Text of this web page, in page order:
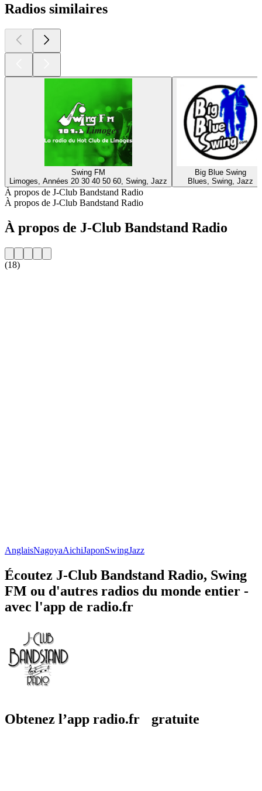
Radios similaires
Swing FM
Limoges, Années 20 30 40 50 60, Swing, Jazz
Big Blue Swing
Blues, Swing, Jazz
À propos de J-Club Bandstand Radio
À propos de J-Club Bandstand Radio
À propos de J-Club Bandstand Radio
(18)
AnglaisNagoyaAichiJaponSwingJazz
Écoutez J-Club Bandstand Radio, Swing
FM ou d'autres radios du monde entier -
avec l'app de radio.fr
Obtenez l’app radio.fr gratuite